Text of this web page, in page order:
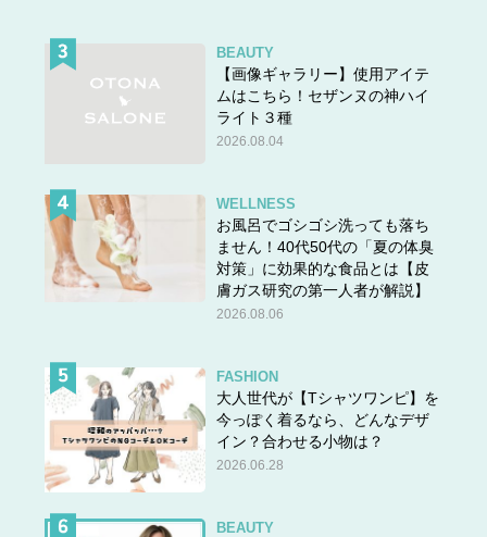
BEAUTY
【画像ギャラリー】使用アイテ
ムはこちら！セザンヌの神ハイ
ライト３種
2026.08.04
WELLNESS
お風呂でゴシゴシ洗っても落ち
ません！40代50代の「夏の体臭
対策」に効果的な食品とは【皮
膚ガス研究の第一人者が解説】
2026.08.06
FASHION
大人世代が【Tシャツワンピ】を
今っぽく着るなら、どんなデザ
イン？合わせる小物は？
2026.06.28
BEAUTY